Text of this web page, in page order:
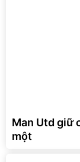
Man Utd giữ
một